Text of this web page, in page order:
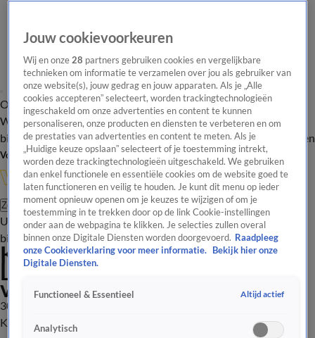
Overzicht Onze programma's Uitzendingen Onze gezichten
In de
WandelgangenInterviewsUitzending
bijwonenPodcastShopVeelgestelde vragenKijkersvraag insturen
Volg Vandaag Inside
Zoeken
UitzendingenVandaag InsideDe OranjezomerShopUitzending
bijwonen
Kees onder de indruk van Noa
Lang: 'Uitstekende vervanger
van Xavi Simons'
30 juli 2023, 19:47
Kees is onder de indruk van Noa Lang.
Jouw cookievoorkeuren
Wij en onze28 partners gebruiken cookies en vergelijkbare
technieken om informatie te verzamelen over jou als gebruiker van
onze website(s), jouw gedrag en jouw apparaten. Als je „Alle
cookies accepteren” selecteert, worden trackingtechnologieën
ingeschakeld om onze advertenties en content te kunnen
personaliseren, onze producten en diensten te verbeteren en om
de prestaties van advertenties en content te meten. Als je
„Huidige keuze opslaan” selecteert of je toestemming intrekt,
worden deze trackingtechnologieën uitgeschakeld. We gebruiken
dan enkel functionele en essentiële cookies om de website goed te
laten functioneren en veilig te houden. Je kunt dit menu op ieder
moment opnieuw openen om je keuzes te wijzigen of om je
toestemming in te trekken door op de link Cookie-instellingen
onder aan de webpagina te klikken. Je selecties zullen overal
binnen onze Digitale Diensten worden doorgevoerd. Raadpleeg
onze Cookieverklaring voor meer informatie.
Bekijk hier onze
Digitale Diensten.
Functioneel & Essentieel Altijd actief
Analytisch